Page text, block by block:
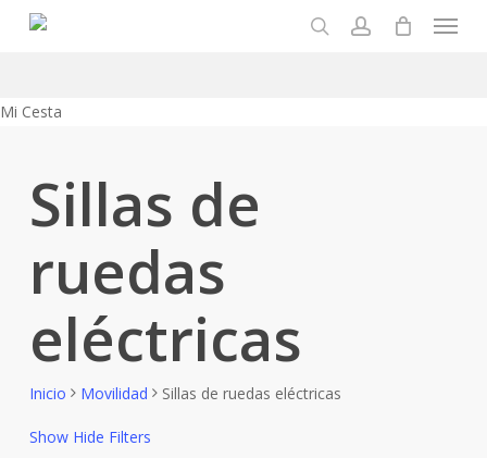
Menu
Mi Cesta
Sillas de
ruedas
eléctricas
Inicio Movilidad Sillas de ruedas eléctricas
Show Hide Filters